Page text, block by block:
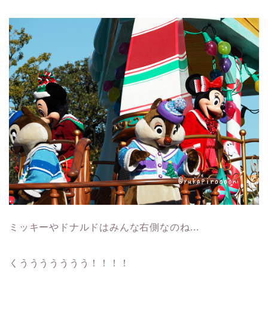
ミッキーやドナルドはみんな右側なのね…
くううううううう！！！！